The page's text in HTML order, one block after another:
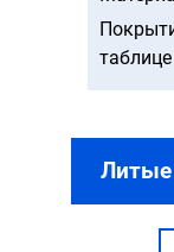
Литые